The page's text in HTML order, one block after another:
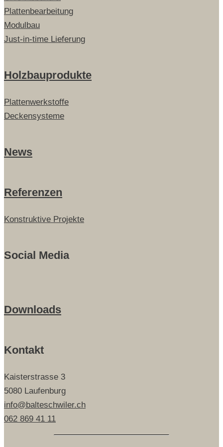
Plattenbearbeitung
Modulbau
Just-in-time Lieferung
Holzbauprodukte
Plattenwerkstoffe
Deckensysteme
News
Referenzen
Konstruktive Projekte
Social Media
Downloads
Kontakt
Kaisterstrasse 3
5080 Laufenburg
info@balteschwiler.ch
062 869 41 11